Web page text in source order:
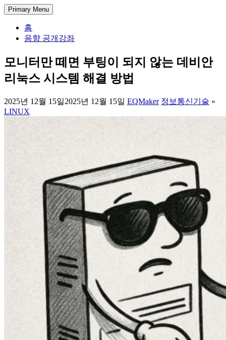
Skip
to
content
DectENG – 교양있는 엔지니어
1998년부터 한 길만 걸어온 미디어 엔지니어의 기술 블로그. 아
까지, 실무에서 사용되는 방송과 통신 그리고 정보 기술에 대한
경험과 가이드를 공유합니다.
Primary Menu
홈
음향 공개강좌
모니터만 떼면 부팅이 되지 않는 데비안
리눅스 시스템 해결 방법
2025년 12월 15일2025년 12월 15일 EQMaker 정보통신기술 »
LINUX